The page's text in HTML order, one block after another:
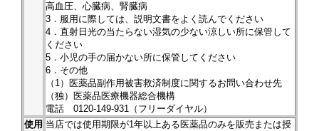
高血圧、心臓病、腎臓病
3．服用に際しては、説明文書をよく読んでください
4．直射日光の当たらない湿気の少ない涼しい所に保管して
ください
5．小児の手の届かない所に保管してください
6．その他
（1）医薬品副作用被害救済制度に関するお問い合わせ先
（独）医薬品医療機器総合機構
電話 0120-149-931（フリーダイヤル）
使用 当店では使用期限が1年以上ある医薬品のみを販売または授